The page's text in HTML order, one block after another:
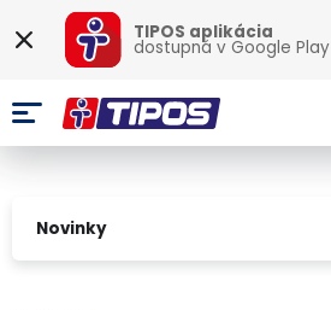
TIPOS aplikácia
dostupná vGoogle Play
Novinky